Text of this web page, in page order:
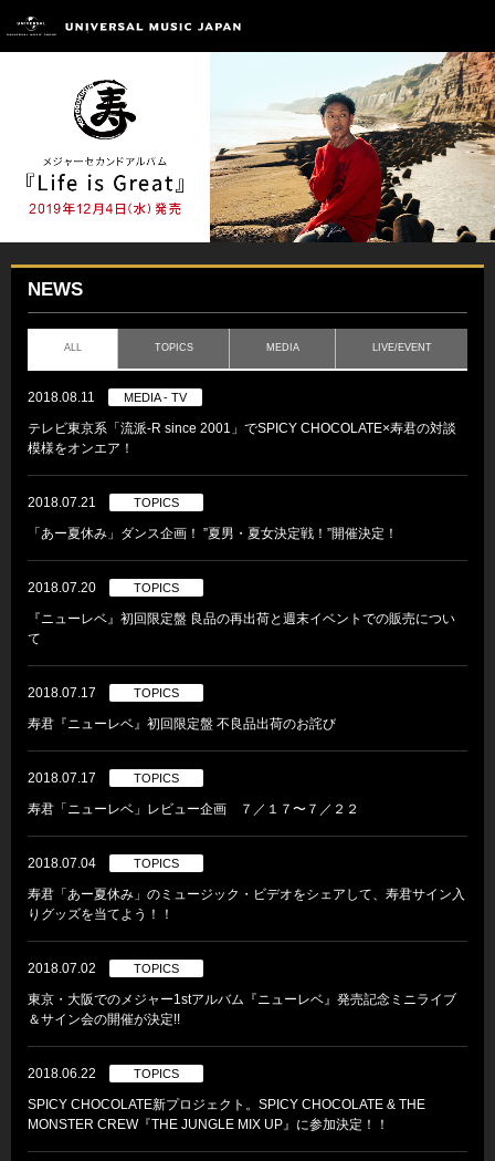
NEWS
ALL TOPICS MEDIA LIVE/EVENT
2018.08.11 MEDIA - TV
テレビ東京系「流派-R since 2001」でSPICY CHOCOLATE×寿君の対談
模様をオンエア！
2018.07.21 TOPICS
「あー夏休み」ダンス企画！ ”夏男・夏女決定戦！”開催決定！
2018.07.20 TOPICS
『ニューレベ』初回限定盤 良品の再出荷と週末イベントでの販売につい
て
2018.07.17 TOPICS
寿君『ニューレベ』初回限定盤 不良品出荷のお詫び
2018.07.17 TOPICS
寿君「ニューレベ」レビュー企画 ７／１７〜７／２２
2018.07.04 TOPICS
寿君「あー夏休み」のミュージック・ビデオをシェアして、寿君サイン入
りグッズを当てよう！！
2018.07.02 TOPICS
東京・大阪でのメジャー1stアルバム『ニューレベ』発売記念ミニライブ
＆サイン会の開催が決定!!
2018.06.22 TOPICS
SPICY CHOCOLATE新プロジェクト。SPICY CHOCOLATE & THE
MONSTER CREW『THE JUNGLE MIX UP』に参加決定！！